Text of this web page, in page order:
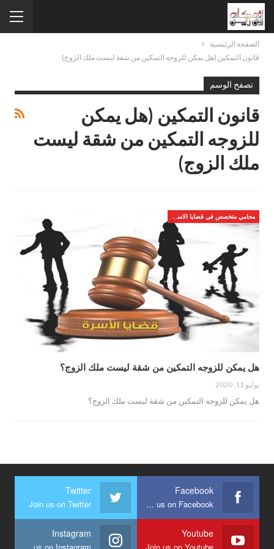
الصفحة الرئيسية
قانون التمكين (هل يمكن للزوجه التمكين من شقة ليست ملك الزوج)
تصفح الوسم
قانون التمكين (هل يمكن
للزوجه التمكين من شقة ليست
ملك الزوج)
محامي متخصص في قضايا الاسره
هل يمكن للزوجه التمكين من شقة ليست ملك الزوج؟
يوليو 11, 2020
هل يمكن للزوجه التمكين من شقة ليست ملك الزوج؟
Facebook
Join us on Facebook
Twitter
Join us on Twitter
Youtube
Join us on Youtube
Instagram